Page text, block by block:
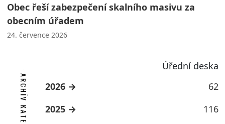
Obec řeší zabezpečení skalního masivu za
obecním úřadem
24. července 2026
Úřední deska
2026
62
2025
116